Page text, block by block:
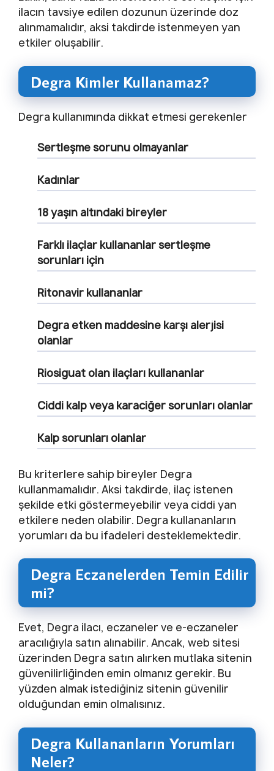
ilacın tavsiye edilen dozunun üzerinde doz
alınmamalıdır, aksi takdirde istenmeyen yan
etkiler oluşabilir.
Degra Kimler Kullanamaz?
Degra kullanımında dikkat etmesi gerekenler
Sertleşme sorunu olmayanlar
Kadınlar
18 yaşın altındaki bireyler
Farklı ilaçlar kullananlar sertleşme
sorunları için
Ritonavir kullananlar
Degra etken maddesine karşı alerjisi
olanlar
Riosiguat olan ilaçları kullananlar
Ciddi kalp veya karaciğer sorunları olanlar
Kalp sorunları olanlar
Bu kriterlere sahip bireyler Degra
kullanmamalıdır. Aksi takdirde, ilaç istenen
şekilde etki göstermeyebilir veya ciddi yan
etkilere neden olabilir. Degra kullananların
yorumları da bu ifadeleri desteklemektedir.
Degra Eczanelerden Temin Edilir
mi?
Evet, Degra ilacı, eczaneler ve e-eczaneler
aracılığıyla satın alınabilir. Ancak, web sitesi
üzerinden Degra satın alırken mutlaka sitenin
güvenilirliğinden emin olmanız gerekir. Bu
yüzden almak istediğiniz sitenin güvenilir
olduğundan emin olmalısınız.
Degra Kullananların Yorumları
Neler?